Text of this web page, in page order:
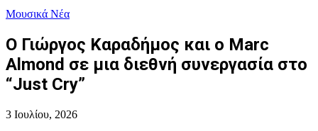
Μουσικά Νέα
Ο Γιώργος Καραδήμος και ο Marc
Almond σε μια διεθνή συνεργασία στο
“Just Cry”
3 Ιουλίου, 2026